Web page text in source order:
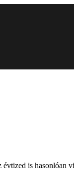
is hasonlóan